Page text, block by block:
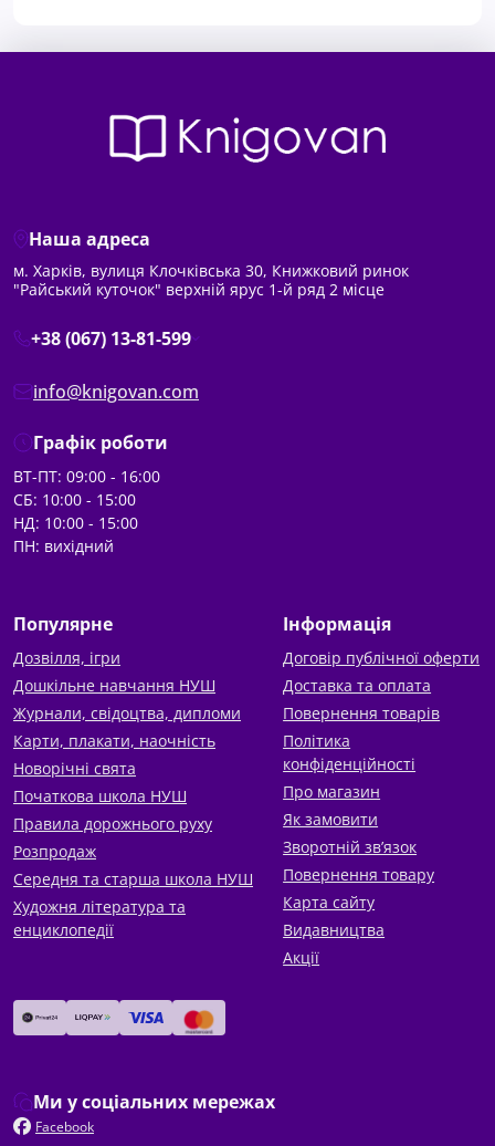
Наша адреса
м. Харків, вулиця Клочківська 30, Книжковий ринок
"Райський куточок" верхній ярус 1-й ряд 2 місце
+38 (067) 13-81-599
info@knigovan.com
Графік роботи
ВТ-ПТ: 09:00 - 16:00
СБ: 10:00 - 15:00
НД: 10:00 - 15:00
ПН: вихідний
Популярне
Дозвілля, ігри
Дошкільне навчання НУШ
Журнали, свідоцтва, дипломи
Карти, плакати, наочність
Новорічні свята
Початкова школа НУШ
Правила дорожнього руху
Розпродаж
Середня та старша школа НУШ
Художня література та
енциклопедії
Інформація
Договір публічної оферти
Доставка та оплата
Повернення товарів
Політика
конфіденційності
Про магазин
Як замовити
Зворотній зв’язок
Повернення товару
Карта сайту
Видавництва
Акції
Ми у соціальних мережах
Facebook